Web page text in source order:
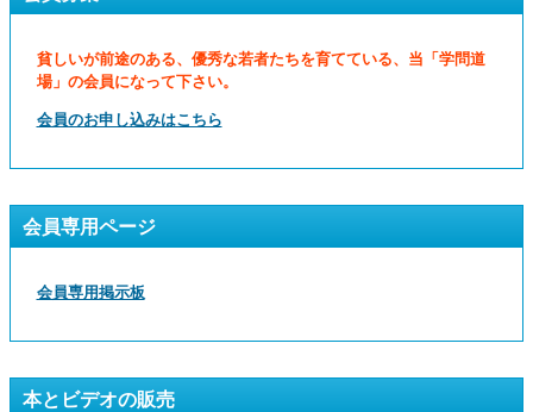
貧しいが前途のある、優秀な若者たちを育てている、当「学問道
場」の会員になって下さい。
会員のお申し込みはこちら
会員専用ページ
会員専用掲示板
本とビデオの販売